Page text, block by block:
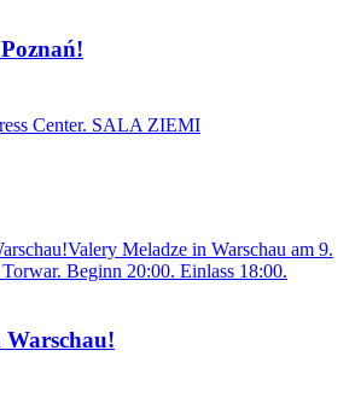
Center. SALA ZIEMI
Valery Meladze in Warschau am 9.
Beginn 20:00. Einlass 18:00.
Warschau!